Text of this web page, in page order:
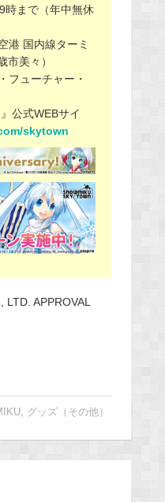
時まで（年中無休
港 国内線ターミ
美々）
フューチャー・
公式WEBサイ
skytown
APPROVAL
, グッズ（その他）